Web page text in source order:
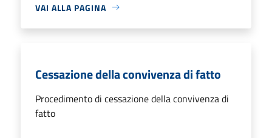
VAI ALLA PAGINA
Cessazione della convivenza di fatto
Procedimento di cessazione della convivenza di
fatto